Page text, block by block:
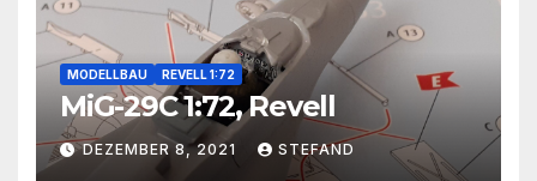
MODELLBAU REVELL 1:72
MiG-29C 1:72, Revell
DEZEMBER 8, 2021 STEFAND